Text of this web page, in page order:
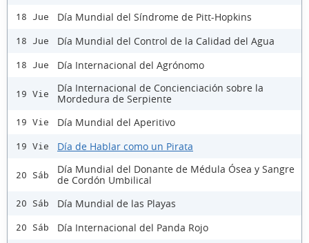
18 Jue Día Mundial del Síndrome de Pitt-Hopkins
18 Jue Día Mundial del Control de la Calidad del Agua
18 Jue Día Internacional del Agrónomo
19 Vie
Día Internacional de Concienciación sobre la
Mordedura de Serpiente
19 Vie Día Mundial del Aperitivo
19 Vie Día de Hablar como un Pirata
20 Sáb
Día Mundial del Donante de Médula Ósea y Sangre
de Cordón Umbilical
20 Sáb Día Mundial de las Playas
20 Sáb Día Internacional del Panda Rojo